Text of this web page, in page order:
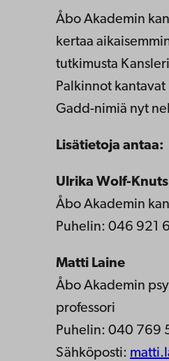
Åbo Akademin
kertaa
tutkimusta
Palkinnot kantavat
Gadd-nimiä nyt
Lisätietoja antaa:
Ulrika Wolf-Knuts
Åbo Akademin
Puhelin: 046 921
Matti Laine
Åbo Akademin
professori
Puhelin: 040 769
Sähköposti: